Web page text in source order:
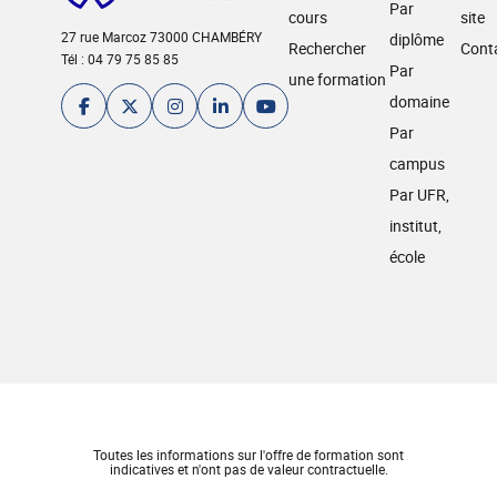
27 rue Marcoz 73000 CHAMBÉRY
Tél : 04 79 75 85 85
cours
Rechercher
une formation
Par
diplôme
Par
domaine
Par
campus
Par UFR,
institut,
école
site
Toutes les informations sur l'offre de formation sont
indicatives et n'ont pas de valeur contractuelle.